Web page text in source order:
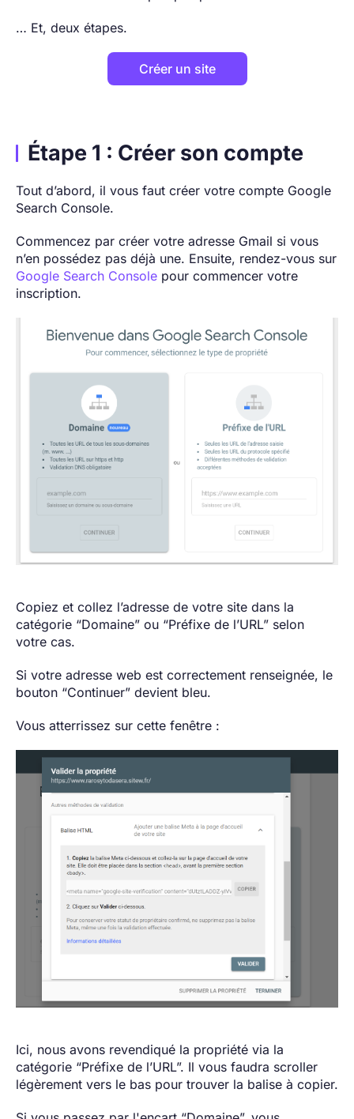
… Et, deux étapes.
Créer un site
Étape 1 : Créer son compte
Tout d’abord, il vous faut créer votre compte Google
Search Console.
Commencez par créer votre adresse Gmail si vous
n’en possédez pas déjà une. Ensuite, rendez-vous sur
Google Search Console pour commencer votre
inscription.
Copiez et collez l’adresse de votre site dans la
catégorie “Domaine” ou “Préfixe de l’URL” selon
votre cas.
Si votre adresse web est correctement renseignée, le
bouton “Continuer” devient bleu.
Vous atterrissez sur cette fenêtre :
Ici, nous avons revendiqué la propriété via la
catégorie “Préfixe de l’URL”. Il vous faudra scroller
légèrement vers le bas pour trouver la balise à copier.